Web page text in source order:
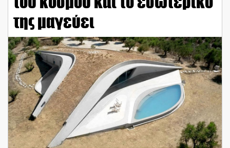
της μαγεύει